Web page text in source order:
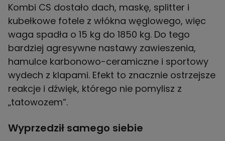
Kombi CS dostało dach, maskę, splitter i
kubełkowe fotele z włókna węglowego, więc
waga spadła o 15 kg do 1850 kg. Do tego
bardziej agresywne nastawy zawieszenia,
hamulce karbonowo-ceramiczne i sportowy
wydech z klapami. Efekt to znacznie ostrzejsze
reakcje i dźwięk, którego nie pomylisz z
Wyprzedził samego siebie